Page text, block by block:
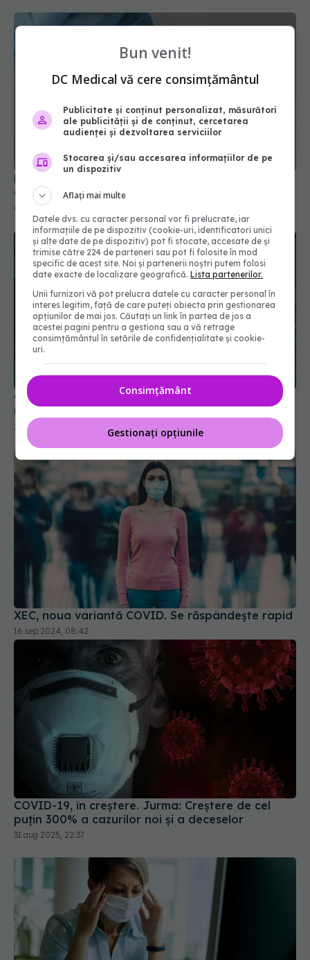
FDA amână o decizie cheie privind un vaccin anti-
COVID-19
07 apr 2025, 14:45
Greșeala teribilă din pandemia de COVID care a
ucis zeci de mii de oameni
XEC, noua variantă COVID. Se răspândește rapid
16 sep 2024, 08:42
COVID-19, în creștere. Jurma: Creștere de cel
puțin 300% a cazurilor noi și a deceselor
Bun venit!
DC Medical vă cere consimțământul
Publicitate și conținut personalizat, măsurători
ale publicității și de conținut, cercetarea
audienței și dezvoltarea serviciilor
Stocarea și/sau accesarea informațiilor de pe
un dispozitiv
Aflați mai multe
Datele dvs. cu caracter personal vor fi prelucrate, iar
informațiile de pe dispozitiv (cookie-uri, identificatori unici
și alte date de pe dispozitiv) pot fi stocate, accesate de și
trimise către 224 de parteneri sau pot fi folosite în mod
specific de acest site. Noi și partenerii noștri putem folosi
date exacte de localizare geografică.Lista partenerilor.
Unii furnizori vă pot prelucra datele cu caracter personal în
interes legitim, față de care puteți obiecta prin gestionarea
opțiunilor de mai jos. Căutați un link în partea de jos a
acestei pagini pentru a gestiona sau a vă retrage
consimțământul în setările de confidențialitate și cookie-
uri.
Consimțământ
Gestionați opțiunile